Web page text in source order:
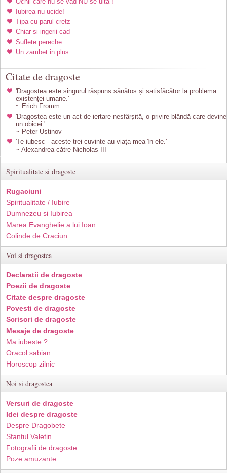
Iubirea nu ucide!
Tipa cu parul cretz
Chiar si ingerii cad
Suflete pereche
Un zambet in plus
Citate de dragoste
'Dragostea este singurul răspuns sănătos și satisfăcător la problema
existenței umane.'
~ Erich Fromm
'Dragostea este un act de iertare nesfârșită, o privire blândă care devine
un obicei.'
~ Peter Ustinov
'Te iubesc - aceste trei cuvinte au viața mea în ele.'
~ Alexandrea către Nicholas III
Spiritualitate si dragoste
Rugaciuni
Spiritualitate / Iubire
Dumnezeu si Iubirea
Marea Evanghelie a lui Ioan
Colinde de Craciun
Voi si dragostea
Declaratii de dragoste
Poezii de dragoste
Citate despre dragoste
Povesti de dragoste
Scrisori de dragoste
Mesaje de dragoste
Ma iubeste ?
Oracol sabian
Horoscop zilnic
Noi si dragostea
Versuri de dragoste
Idei despre dragoste
Despre Dragobete
Sfantul Valetin
Fotografii de dragoste
Poze amuzante